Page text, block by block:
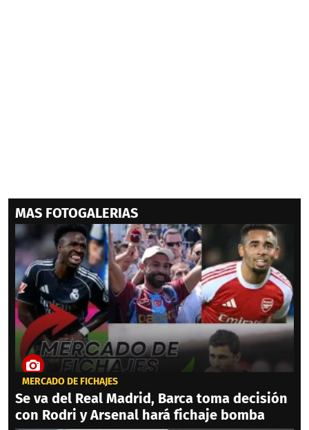
MAS FOTOGALERIAS
MERCADO DE FICHAJES
Se va del Real Madrid, Barca toma decisión
con Rodri y Arsenal hará fichaje bomba